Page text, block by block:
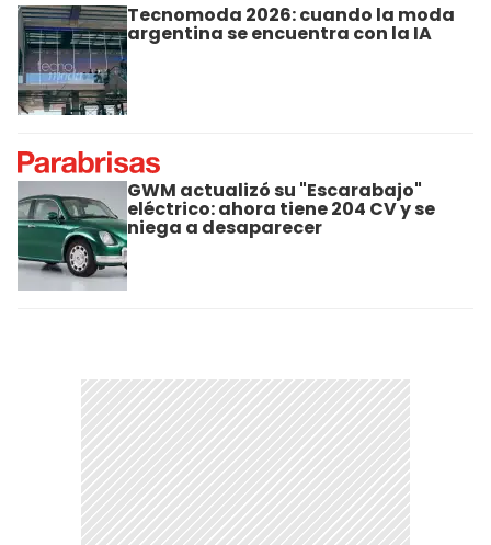
Tecnomoda 2026: cuando la moda
argentina se encuentra con la IA
GWM actualizó su "Escarabajo"
eléctrico: ahora tiene 204 CV y se
niega a desaparecer